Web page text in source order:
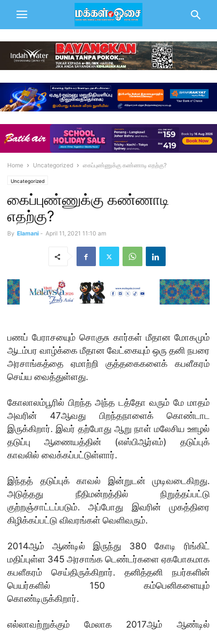
Home Uncategorized கைப்புண்ணுக்கு கண்ணாடி எதற்கு?
Uncategorized
கைப்புண்ணுக்கு கண்ணாடி
எதற்கு?
By Elamani - April 11, 2021 11:10 am
பணப் பேராசயைும் சொகுசு கார்கள் மீதான மோகமும்
ஆடம்பர வாழ்க்கை மீதான வேட்கையும் ஒரு தனி நபரை
அரசாங்கத்தை ஏமாற்றி குத்தகைகளைக் கபளீகரம்
செய்ய வைத்துள்ளது.
கோலாலம்பூரில் பிறந்த அந்த டத்தோ வரும் மே மாதம்
அவரின் 47ஆவது பிறந்தநாளைக் கொண்டாட
இருக்கிறார். இவர் தற்போது ஆறு நாள் மலேசிய ஊழல்
தடுப்பு ஆணையத்தின் (எஸ்பிஆர்எம்) தடுப்புக்
காவலில் வைக்கப்பட்டுள்ளார்.
இந்தத் தடுப்புக் காவல் இன்றுடன் முடிவடைகிறது.
அடுத்தது நீதிமன்றத்தில் நிறுத்தப்பட்டு
குற்றஞ்சாட்டப்படும். அப்போது இவரின் முகத்திரை
கிழிக்கப்பட்டு விவரங்கள் வெளிவரும்.
2014ஆம் ஆண்டில் இருந்து 380 கோடி ரிங்கிட்
மதிப்புள்ள 345 அரசாங்க டெண்டர்களை ஏகபோகமாக
கபளீகரம் செய்திருக்கிறார். தனித்தனி நபர்களின்
பெயர்களில் 150 கம்பெனிகளையும்
கொண்டிருக்கிறார்.
எல்லாவற்றுக்கும் மேலாக 2017ஆம் ஆண்டில்